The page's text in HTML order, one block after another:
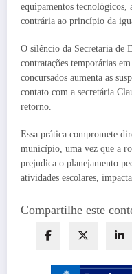
equipamentos tecnológicos,
contrária ao princípio da
O silêncio da Secretaria de
contratações temporárias
concursados aumenta as
contato com a secretária
retorno.
Essa prática compromete
município, uma vez que a
prejudica o planejamento
atividades escolares,
Compartilhe este